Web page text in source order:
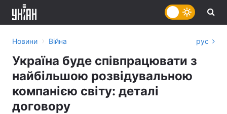
Новини › Війна рус
Україна буде співпрацювати з
найбільшою розвідувальною
компанією світу: деталі
договору